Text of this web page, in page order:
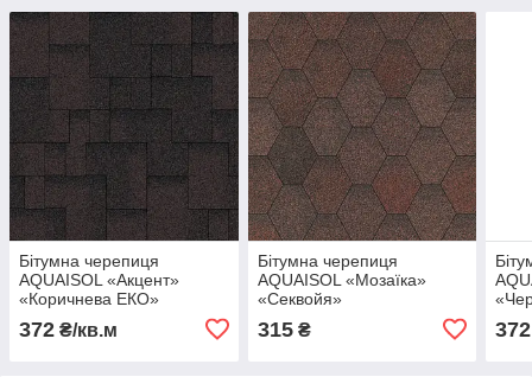
Бітумна черепиця
AQUAISOL «Акцент»
«Коричнева ЕКО»
372 ₴/кв.м
Бітумна черепиця
AQUAISOL «Мозаїка»
«Секвойя»
315₴ 372